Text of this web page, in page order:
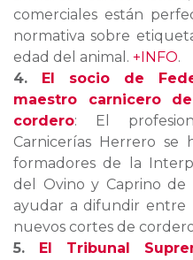
comerciales están
normativa sobre
edad del animal. +INFO.
4. El socio de
maestro carnicero
cordero: El
Carnicerías Herrero
formadores de la
del Ovino y Caprino de
ayudar a difundir entre
nuevos cortes de
5. El Tribunal